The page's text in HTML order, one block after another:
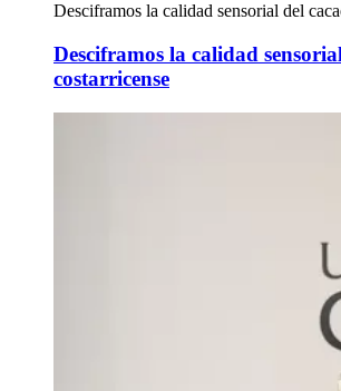
Desciframos la calidad sensorial del
Desciframos la calidad
costarricense